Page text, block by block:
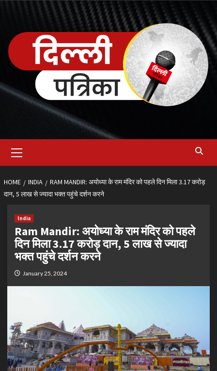
content
Menu
HOME INDIA
RAM MANDIR: अयोध्या के राम मंदिर को पहले दिन मिला 3.17 करोड़
दान, 5 लाख से ज्यादा भक्त पहुंचे दर्शन करने
India
Ram Mandir: अयोध्या के राम मंदिर को पहले
दिन मिला 3.17 करोड़ दान, 5 लाख से ज्यादा
भक्त पहुंचे दर्शन करने
January 25, 2024